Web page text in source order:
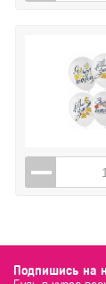
Подпишись на